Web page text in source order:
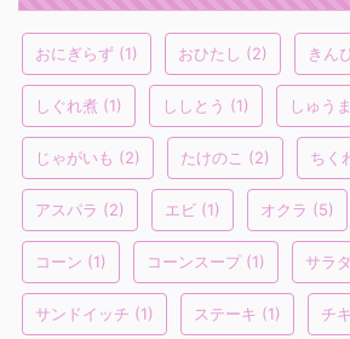
おにぎらず (1) おひたし (2) きん
しぐれ煮 (1) ししとう (1) しゅう
じゃがいも (2) たけのこ (2) ちく
アスパラ (2) エビ (1) オクラ (5)
コーン (1) コーンスープ(1) サラ
サンドイッチ (1) ステーキ (1) チ